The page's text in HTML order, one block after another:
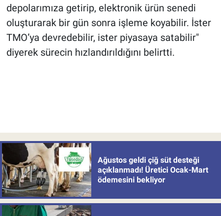
depolarımıza getirip, elektronik ürün senedi
oluşturarak bir gün sonra işleme koyabilir. İster
TMO’ya devredebilir, ister piyasaya satabilir"
diyerek sürecin hızlandırıldığını belirtti.
Ağustos geldi çiğ süt desteği
açıklanmadı! Üretici Ocak-Mart
ödemesini bekliyor